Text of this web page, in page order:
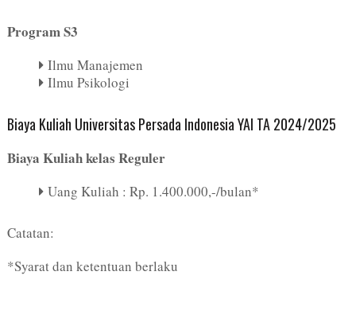
Program S3
Ilmu Manajemen
Ilmu Psikologi
Biaya Kuliah Universitas Persada Indonesia YAI TA 2024/2025
Biaya Kuliah kelas Reguler
Uang Kuliah : Rp. 1.400.000,-/bulan*
Catatan:
*Syarat dan ketentuan berlaku